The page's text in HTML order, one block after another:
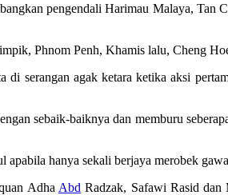
pengendali Harimau Malaya, Tan
Phnom Penh, Khamis lalu, Cheng
di serangan agak ketara ketika aksi
sebaik-baiknya dan memburu
hanya sekali berjaya merobek
Adha Abd Radzak, Safawi Rasid dan